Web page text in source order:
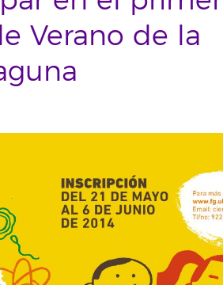
Verano de la